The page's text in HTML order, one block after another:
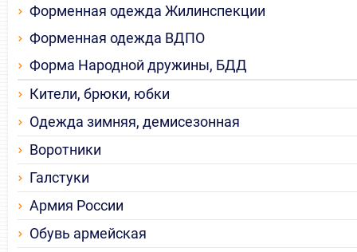
Форменная одежда Жилинспекции
Форменная одежда ВДПО
Форма Народной дружины, БДД
Кители, брюки, юбки
Одежда зимняя, демисезонная
Воротники
Галстуки
Армия России
Обувь армейская